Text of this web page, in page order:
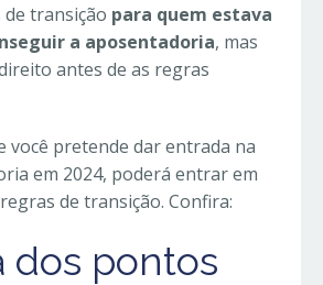
transição para quem estava
a aposentadoria, mas
antes de as regras
você pretende dar entrada na
em 2024, poderá entrar em
de transição. Confira:
dos pontos